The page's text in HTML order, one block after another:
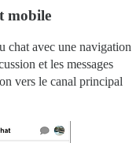
mobile
chat avec une navigation
et les messages
vers le canal principal